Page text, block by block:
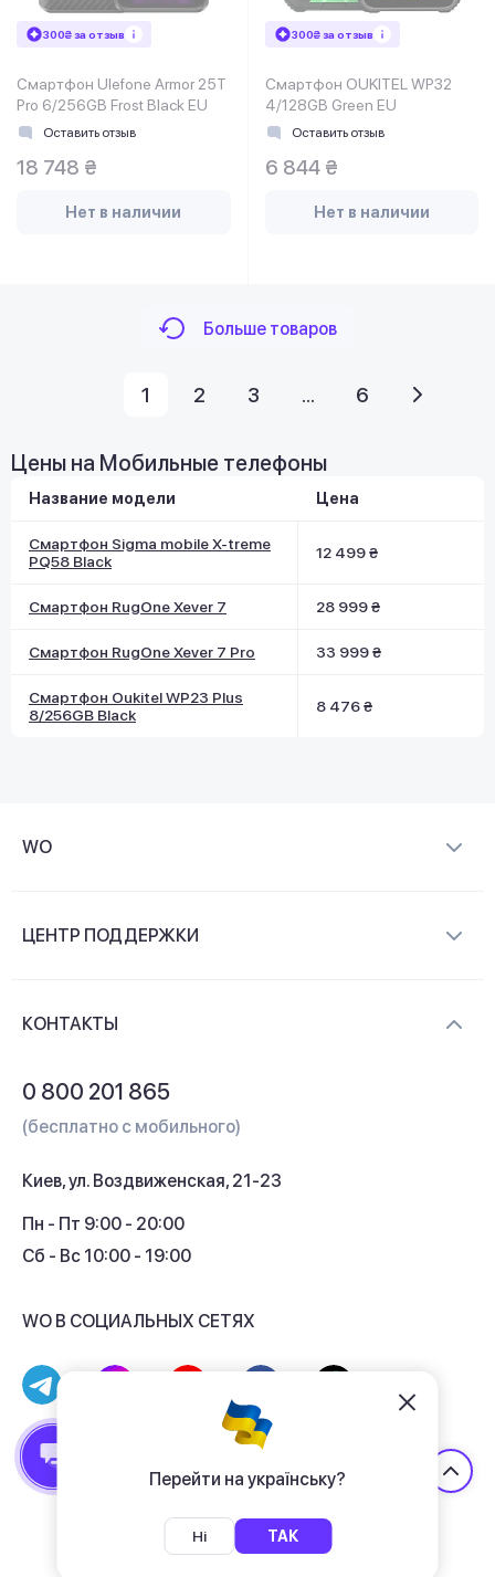
Перейти на українську?
Ні ТАК
300₴ за отзыв
Смартфон Ulefone Armor 25T
Pro 6/256GB Frost Black EU
Оставить отзыв
18 748 ₴
Нет в наличии
300₴ за отзыв
Смартфон OUKITEL WP32
4/128GB Green EU
Оставить отзыв
6 844 ₴
Нет в наличии
Больше товаров
1 2 3 ... 6
Цены на Мобильные телефоны
Название модели Цена
Смартфон Sigma mobile X-treme
PQ58 Black
12 499 ₴
Смартфон RugOne Xever 7 28 999 ₴
Смартфон RugOne Xever 7 Pro 33 999 ₴
Смартфон Oukitel WP23 Plus
8/256GB Black
8 476 ₴
WO
Контакты
ЦЕНТР ПОДДЕРЖКИ
Кэшбек
КОНТАКТЫ
0 800 201 865
(бесплатно с мобильного)
Киев, ул. Воздвиженская, 21-23
Пн - Пт 9:00 - 20:00
Сб - Вс 10:00 - 19:00
WO В СОЦИАЛЬНЫХ СЕТЯХ
Договор публичной оферты
Политика конфиденциальности